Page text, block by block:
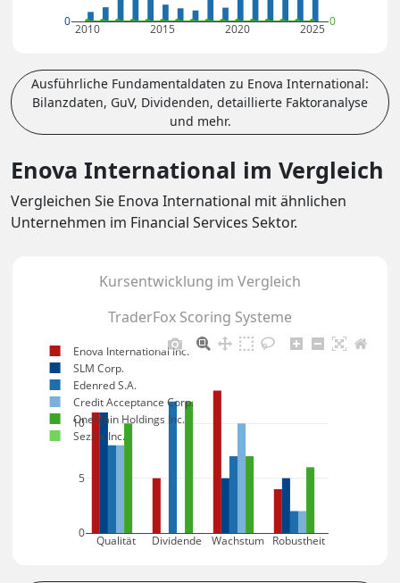
2010 2015 2020 2025
0 0
Ausführliche Fundamentaldaten zu Enova International:
Bilanzdaten, GuV, Dividenden, detaillierte Faktoranalyse
und mehr.
Enova International im Vergleich
Vergleichen Sie Enova International mit ähnlichen
Unternehmen im Financial Services Sektor.
Kursentwicklung im Vergleich
TraderFox Scoring Systeme
Qualität Dividende Wachstum Robustheit
0
5
10
Enova International Inc.
SLM Corp.
Edenred S.A.
Credit Acceptance Corp.
OneMain Holdings Inc.
Sezzle Inc.